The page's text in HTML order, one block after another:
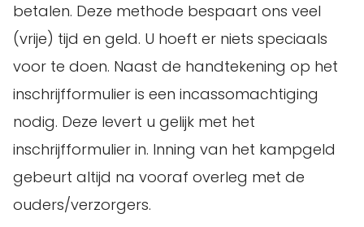
betalen. Deze methode bespaart ons veel
(vrije) tijd en geld. U hoeft er niets speciaals
voor te doen. Naast de handtekening op het
inschrijfformulier is een incassomachtiging
nodig. Deze levert u gelijk met het
inschrijfformulier in. Inning van het kampgeld
gebeurt altijd na vooraf overleg met de
ouders/verzorgers.